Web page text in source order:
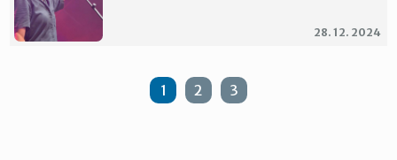
28. 12. 2024
1 2 3